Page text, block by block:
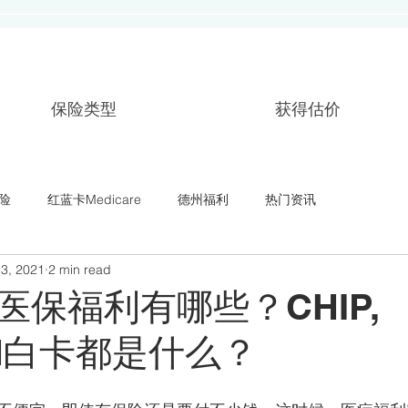
保险类型 获得估价
红蓝卡Medicare 德州福利 热门资讯
保福利有哪些？CHIP,
卡都是什么？
2021 2 min read